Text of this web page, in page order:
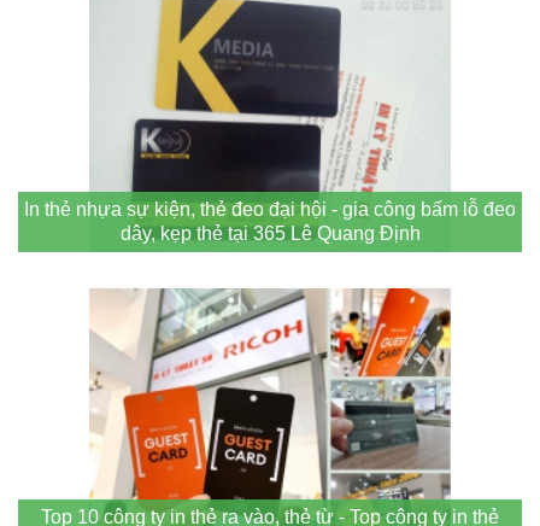
In thẻ nhựa sự kiện, thẻ đeo đại hội - gia công bấm lỗ đeo
dây, kẹp thẻ tại 365 Lê Quang Định
Top 10 công ty in thẻ ra vào, thẻ từ - Top công ty in thẻ